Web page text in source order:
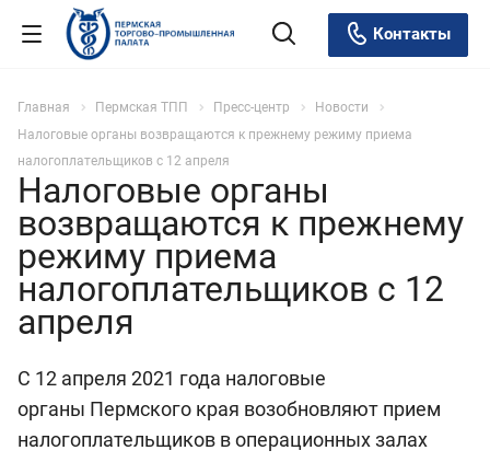
Контакты
Главная Пермская ТПП Пресс-центр
Новости
Налоговые органы возвращаются к прежнему режиму приема
налогоплательщиков c 12 апреля
Налоговые органы
возвращаются к прежнему
режиму приема
налогоплательщиков c 12
апреля
С 12 апреля 2021 года налоговые
органы Пермского края возобновляют прием
налогоплательщиков в операционных залах